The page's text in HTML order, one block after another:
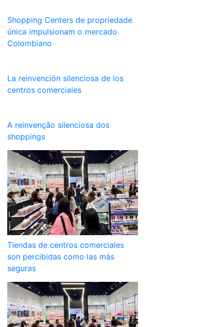
Shopping Centers de propriedade
única impulsionam o mercado
Colombiano
La reinvención silenciosa de los
centros comerciales
A reinvenção silenciosa dos
shoppings
Tiendas de centros comerciales
son percibidas como las más
seguras